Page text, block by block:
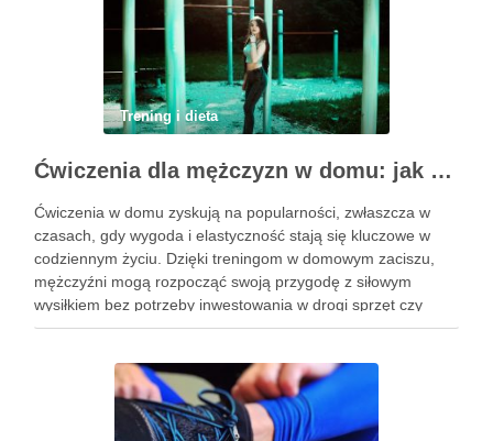
Trening i dieta
Ćwiczenia dla mężczyzn w domu: jak zacząć i utrzymać motywację
Ćwiczenia w domu zyskują na popularności, zwłaszcza w
czasach, gdy wygoda i elastyczność stają się kluczowe w
codziennym życiu. Dzięki treningom w domowym zaciszu,
mężczyźni mogą rozpocząć swoją przygodę z siłowym
wysiłkiem bez potrzeby inwestowania w drogi sprzęt czy
dojazdy do siłowni. Regularne ćwiczenia, które można